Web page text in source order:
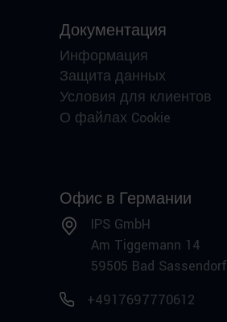
Документация
Информация
Защита данных
Условия для клиентов
О файлах Cookie
Офис в Германии
IPS GmbH
Am Tiggemann 14
59505 Bad Sassendorf
+4917697770612